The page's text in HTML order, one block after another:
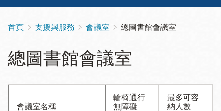
導
航
連
首頁 支援與服務 會議室 總圖書館會議室
總圖書館會議室
會議室名稱
輪椅通行
無障礙
最多可容
納人數